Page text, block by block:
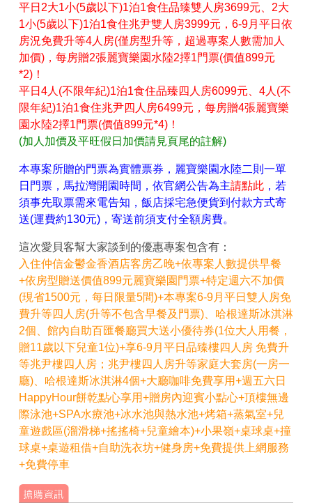
平日2大1小(5歲以下)1泊1食住品臻雙人房3699元、2大
1小(5歲以下)1泊1食住兆尹雙人房3999元，6-9月平日依
房況免費升等4人房(僅房型升等，超過專案人數需加人
加價)，每房贈2張麗寶樂園水陸2擇1門票(價值899元
*2)！
平日4人(不限年紀)1泊1食住品臻四人房6099元、4人(不
限年紀)1泊1食住兆尹四人房6499元，每房贈4張麗寶樂
園水陸2擇1門票(價值899元*4)！
(加人加價及平旺假日加價請見頁尾的註解)
本專案所贈的門票為實體票券，麗寶樂園水陸二則一單
日門票，馬拉灣開園時間，依官網公告為主請點此，若
須事先取票需來電告知，飯店採宅急便貨到付款方式寄
送(運費約130元)，寄送前須支付全額房費。
這次愛貝客幫大家談到的優惠專案包含有：
入住仲信金鬱金香酒店客房乙晚+依專案人數提供早餐
+依房型贈送價值899元麗寶樂園門票+特定週六不加價
(現省1500元，每日限量5間)+本專案6-9月平日雙人房免
費升等四人房(升等不包含早餐及門票)、哈根達斯冰淇淋
2個、館內自助百匯餐廳買大送小優待券(1位大人用餐，
贈11歲以下兒童1位)+享6-9月平日品臻樓四人房 免費升
等兆尹樓四人房；兆尹樓四人房升等家庭大套房(一房一
廳)、哈根達斯冰淇淋4個+大廳咖啡免費享用+週五六日
HappyHour餅乾點心享用+贈房內迎賓小點心+頂樓無邊
際泳池+SPA水療池+冰水池與熱水池+烤箱+蒸氣室+兒
童遊戲區(溜滑梯+搖搖椅+兒童繪本)+小果嶺+桌球桌+撞
球桌+桌遊租借+自助洗衣坊+健身房+免費提供上網服務
+免費停車